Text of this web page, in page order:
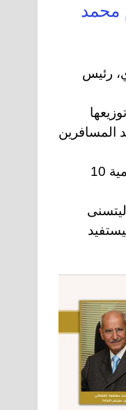
محمد
رئيس
المسافرين
كما أضاف أن عدد الرحلات اليومية 10
كل 3 أشهر ليتسنى
3 أشهر ليستفيد